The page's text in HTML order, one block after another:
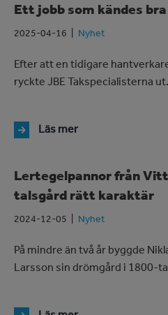
Ett jobb som kändes
2025-04-16 Nyhet
Efter att en tidigare
ryckte JBE Takspecialisterna
Läs mer
Lertegelpannor från
talsgård rätt karaktär
2024-12-05 Nyhet
På mindre än två år byggde
Larsson sin drömgård i 1800-